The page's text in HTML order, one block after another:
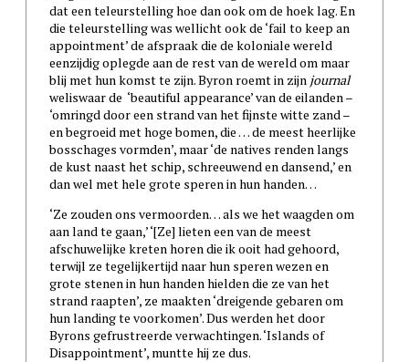
dat een teleurstelling hoe dan ook om de hoek lag. En
die teleurstelling was wellicht ook de ‘fail to keep an
appointment’ de afspraak die de koloniale wereld
eenzijdig oplegde aan de rest van de wereld om maar
blij met hun komst te zijn. Byron roemt in zijn journal
weliswaar de ‘beautiful appearance’ van de eilanden –
‘omringd door een strand van het fijnste witte zand –
en begroeid met hoge bomen, die … de meest heerlijke
bosschages vormden’, maar ‘de natives renden langs
de kust naast het schip, schreeuwend en dansend,’ en
dan wel met hele grote speren in hun handen…
‘Ze zouden ons vermoorden… als we het waagden om
aan land te gaan,’ ‘[Ze] lieten een van de meest
afschuwelijke kreten horen die ik ooit had gehoord,
terwijl ze tegelijkertijd naar hun speren wezen en
grote stenen in hun handen hielden die ze van het
strand raapten’, ze maakten ‘dreigende gebaren om
hun landing te voorkomen’. Dus werden het door
Byrons gefrustreerde verwachtingen. ‘Islands of
Disappointment’, muntte hij ze dus.